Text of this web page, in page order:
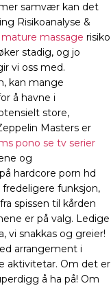
samvær kan det
Risikoanalyse &
mature massage risiko
stadig, og jo
vi oss med.
kan mange
å havne i
store,
Masters er
pono se tv serier
og
hardcore porn hd
funksjon,
spissen til kården
er på valg. Ledige
vi snakkas og greier!
arrangement i
aktivitetar. Om det er
å ha på! Om